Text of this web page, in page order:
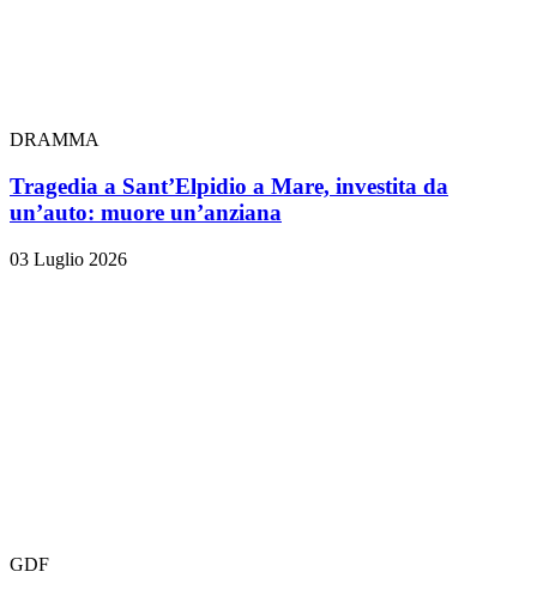
DRAMMA
Tragedia a Sant’Elpidio a Mare, investita da
un’auto: muore un’anziana
03 Luglio 2026
GDF